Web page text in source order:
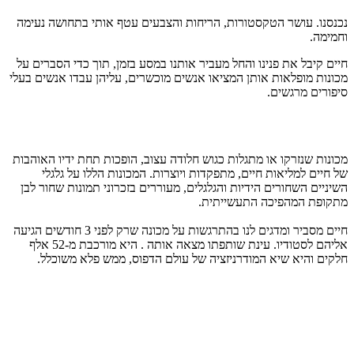
נכנסנו. עושר הטקסטורות, הריחות והצבעים עטף אותי בתחושה נעימה
וחמימה.
חיים קיבל את פנינו והחל מעביר אותנו במסע בזמן, תוך כדי הסברים על
מכונות מופלאות אותן המציאו אנשים מוכשרים, עליהן עבדו אנשים בעלי
סיפורים מרגשים.
מכונות שנזרקו או מתגלות כגוש חלודה עצוב, הופכות תחת ידיו האוהבות
של חיים למליאות חיים, מתפקדות ויוצרות. המכונות הללו על גלגלי
השיניים השחורים הידיות והגלגלים, מעוררים בזכרוני תמונות שחור לבן
מתקופת המהפיכה התעשייתית.
חיים מסביר ומדגים לנו בהתרגשות על מכונה שרק לפני 3 חודשים הגיעה
אליהם לסטודיו. עינת שותפתו מצאה אותה . היא מורכבת מ-52 אלף
חלקים והיא שיא המודרניזציה של עולם הדפוס, ממש פלא משוכלל.